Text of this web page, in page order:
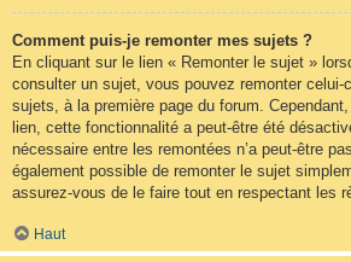
Comment puis-je remonter mes sujets ?
En cliquant sur le lien « Remonter le sujet »
consulter un sujet, vous pouvez remonter celui-
sujets, à la première page du forum.
lien, cette fonctionnalité a peut-être été
nécessaire entre les remontées n’a peut-être
également possible de remonter le sujet
assurez-vous de le faire tout en respectant les
Haut